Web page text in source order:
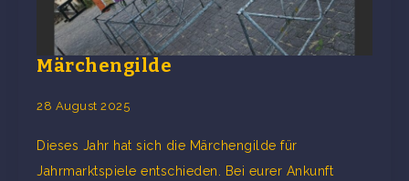
Märchengilde
28 August 2025
Dieses Jahr hat sich die Märchengilde für
Jahrmarktspiele entschieden. Bei eurer Ankunft